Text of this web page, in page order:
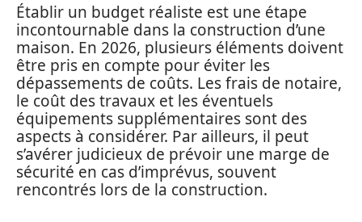
Établir un budget réaliste est une étape
incontournable dans la construction d’une
maison. En 2026, plusieurs éléments doivent
être pris en compte pour éviter les
dépassements de coûts. Les frais de notaire,
le coût des travaux et les éventuels
équipements supplémentaires sont des
aspects à considérer. Par ailleurs, il peut
s’avérer judicieux de prévoir une marge de
sécurité en cas d’imprévus, souvent
rencontrés lors de la construction.